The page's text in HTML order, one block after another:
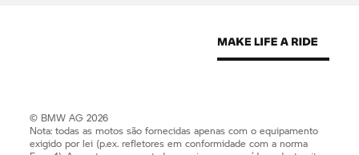
© BMW AG 2026
Nota: todas as motos são fornecidas apenas com o equipamento
exigido por lei (p.ex. refletores em conformidade com a norma